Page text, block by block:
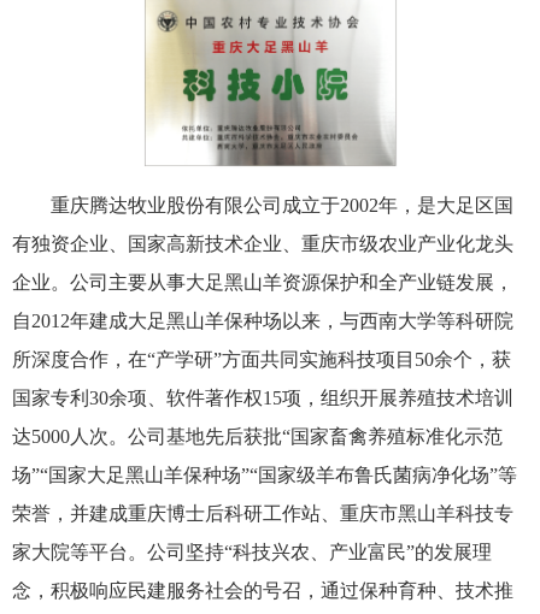
重庆腾达牧业股份有限公司成立于2002年，是大足区国
有独资企业、国家高新技术企业、重庆市级农业产业化龙头
企业。公司主要从事大足黑山羊资源保护和全产业链发展，
自2012年建成大足黑山羊保种场以来，与西南大学等科研院
所深度合作，在“产学研”方面共同实施科技项目50余个，获
国家专利30余项、软件著作权15项，组织开展养殖技术培训
达5000人次。公司基地先后获批“国家畜禽养殖标准化示范
场”“国家大足黑山羊保种场”“国家级羊布鲁氏菌病净化场”等
荣誉，并建成重庆博士后科研工作站、重庆市黑山羊科技专
家大院等平台。公司坚持“科技兴农、产业富民”的发展理
念，积极响应民建服务社会的号召，通过保种育种、技术推